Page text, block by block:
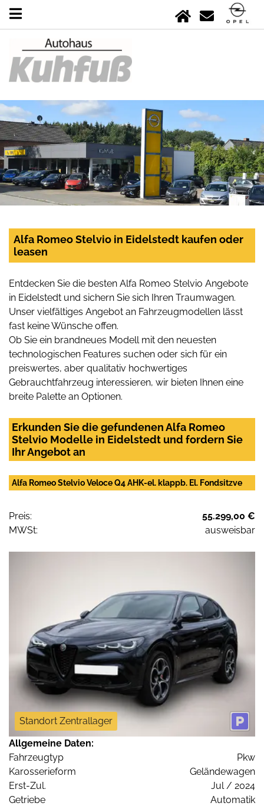
Alfa Romeo Stelvio in Eidelstedt kaufen oder
leasen
Entdecken Sie die besten Alfa Romeo Stelvio Angebote
in Eidelstedt und sichern Sie sich Ihren Traumwagen.
Unser vielfältiges Angebot an Fahrzeugmodellen lässt
fast keine Wünsche offen.
Ob Sie ein brandneues Modell mit den neuesten
technologischen Features suchen oder sich für ein
preiswertes, aber qualitativ hochwertiges
Gebrauchtfahrzeug interessieren, wir bieten Ihnen eine
breite Palette an Optionen.
Erkunden Sie die gefundenen Alfa Romeo
Stelvio Modelle in Eidelstedt und fordern Sie
Ihr Angebot an
Alfa Romeo Stelvio Veloce Q4 AHK-el. klappb. El. Fondsitzve
Preis:
55.299,00 €
MWSt:
ausweisbar
Standort Zentrallager
Allgemeine Daten:
Fahrzeugtyp
Pkw
Karosserieform
Geländewagen
Erst-Zul.
Jul / 2024
Getriebe
Automatik